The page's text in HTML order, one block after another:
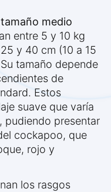
tamaño medio
entre 5 y 10 kg
y 40 cm (10 a 15
tamaño depende
de
Estos
suave que varía
pudiendo presentar
cockapoo, que
rojo y
los rasgos